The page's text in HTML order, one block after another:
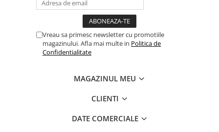
Carte Prescolara, Joc
Carti cartonate
Vreau sa primesc newsletter cu promotiile
magazinului. Afla mai multe in Politica de
Confidentialitate
MAGAZINUL MEU
CLIENTI
DATE COMERCIALE